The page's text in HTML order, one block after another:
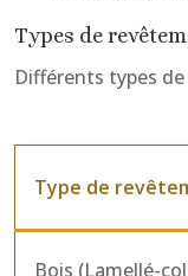
Types de
Différents types
Type de
Bois (Lamellé-